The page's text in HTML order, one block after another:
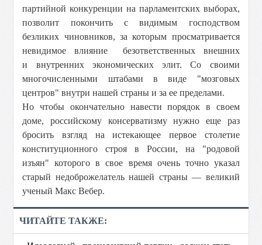
партийной конкуренции на парламентских выборах,
позволит покончить с видимым господством
безликих чиновников, за которым просматривается
невидимое влияние безответственных внешних
и внутренних экономических элит. Со своими
многочисленными штабами в виде "мозговых
центров" внутри нашей страны и за ее пределами.
Но чтобы окончательно навести порядок в своем
доме, российскому консерватизму нужно еще раз
бросить взгляд на истекающее первое столетие
конституционного строя в России, на "родовой
изъян" которого в свое время очень точно указал
старый недоброжелатель нашей страны — великий
ученый Макс Вебер.
ЧИТАЙТЕ ТАКЖЕ: